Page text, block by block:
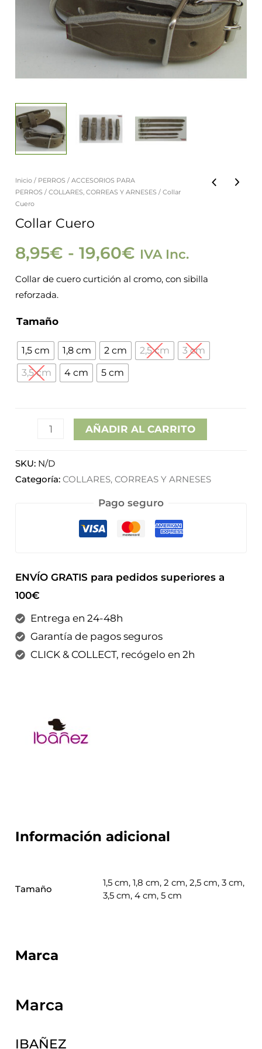
Inicio / PERROS /ACCESORIOS PARA
PERROS /COLLARES, CORREAS Y ARNESES / Collar
Cuero
Collar Cuero
8,95€ - 19,60€
Rango
precios:
desde
hasta
IVA Inc.
Collar de cuero curtición al cromo, con sibilla
reforzada.
Tamaño
1,5 cm 1,8 cm 2 cm 2,5 cm
3 cm
3,5 cm
4 cm 5 cm
Collar
Cuero
cantidad
AÑADIR AL CARRITO
SKU: N/D
Categoría:COLLARES, CORREAS Y ARNESES
Pago seguro
ENVÍO GRATIS para pedidos superiores a
100€
Entrega en 24-48h
Garantía de pagos seguros
CLICK & COLLECT, recógelo en 2h
Información adicional
Tamaño
1,5 cm, 1,8 cm, 2 cm, 2,5 cm, 3 cm,
3,5 cm, 4 cm, 5 cm
Marca
Marca
IBAÑEZ